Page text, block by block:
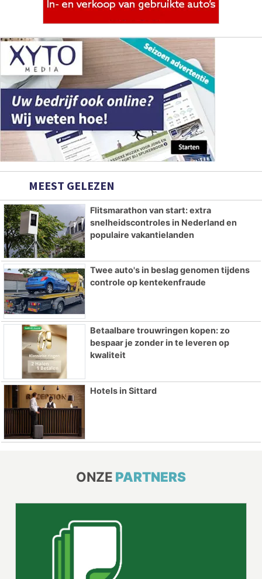
MEEST GELEZEN
Flitsmarathon van start: extra
snelheidscontroles in Nederland en
populaire vakantielanden
Twee auto's in beslag genomen tijdens
controle op kentekenfraude
Betaalbare trouwringen kopen: zo
bespaar je zonder in te leveren op
kwaliteit
Hotels in Sittard
ONZE PARTNERS